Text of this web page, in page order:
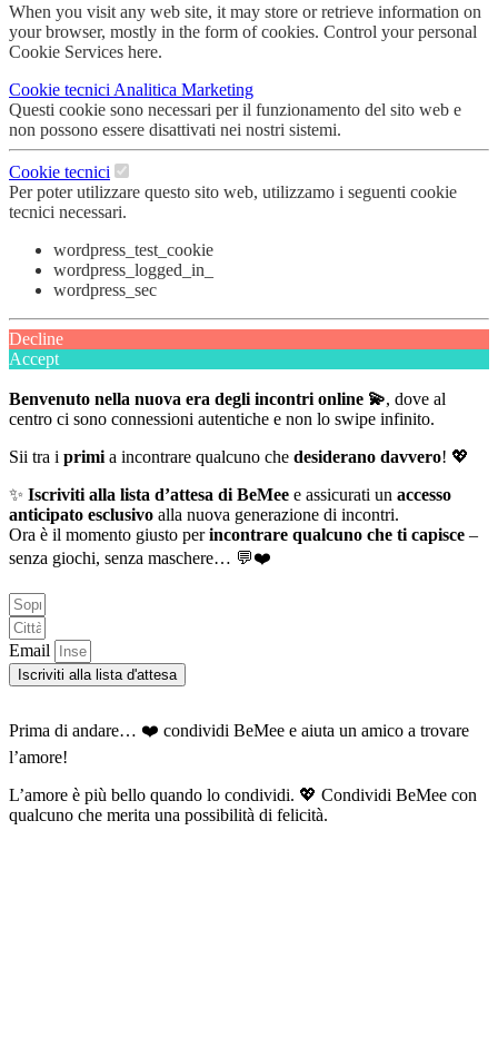
When you visit any web site, it may store or retrieve information on
your browser, mostly in the form of cookies. Control your personal
Cookie Services here.
Cookie tecnici Analitica Marketing
Questi cookie sono necessari per il funzionamento del sito web e
non possono essere disattivati nei nostri sistemi.
Cookie tecnici
Per poter utilizzare questo sito web, utilizzamo i seguenti cookie
tecnici necessari.
wordpress_test_cookie
wordpress_logged_in_
wordpress_sec
Decline
Accept
Benvenuto nella nuova era degli incontri online 💫, dove al
centro ci sono connessioni autentiche e non lo swipe infinito.
Sii tra i primi a incontrare qualcuno che desiderano davvero! 💖
✨ Iscriviti alla lista d’attesa di BeMee e assicurati un accesso
anticipato esclusivo alla nuova generazione di incontri.
Ora è il momento giusto perincontrare qualcuno che ti capisce –
senza giochi, senza maschere… 💬❤️
Email
Iscriviti alla lista d'attesa
Prima di andare… ❤️ condividi BeMee e aiuta un amico a trovare
l’amore!
L’amore è più bello quando lo condividi. 💖 Condividi BeMee con
qualcuno che merita una possibilità di felicità.